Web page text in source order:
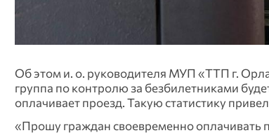
Об этом и. о. руководителя МУП «ТТП г.
группа по контролю за безбилетниками
оплачивает проезд. Такую статистику
«Прошу граждан своевременно оплачивать